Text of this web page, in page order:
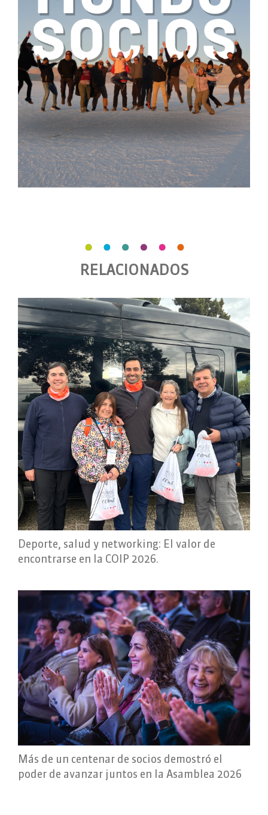
RELACIONADOS
Deporte, salud y networking: El valor de
encontrarse en la COIP 2026.
Más de un centenar de socios demostró el
poder de avanzar juntos en la Asamblea 2026